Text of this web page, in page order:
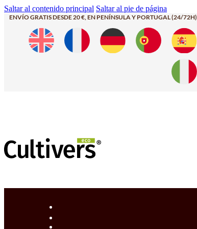
Saltar al contenido principal Saltar al pie de página
ENVÍO GRATIS DESDE 20 €, EN PENÍNSULA Y PORTUGAL (24/72H)